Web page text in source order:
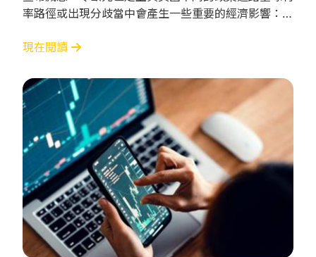
率路徑或出現分歧當中會產生一些重要的經濟影響：
低的利率減少了投資者對歐元的需求。而美元相對升值
商品變得更貴。 資本流動 投資者會傾向於把資金從利
率較低的歐元區轉移到利率較高的美國以獲取更高的回
報。
現在閱讀